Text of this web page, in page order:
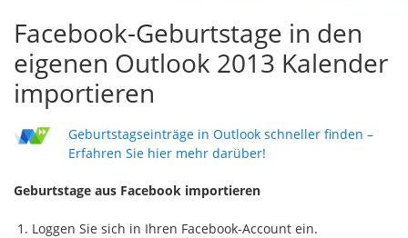
Facebook-Geburtstage in den
eigenen Outlook 2013 Kalender
importieren
Geburtstagseinträge in Outlook schneller finden –
Erfahren Sie hier mehr darüber!
Geburtstage aus Facebook importieren
Loggen Sie sich in Ihren Facebook-Account ein.